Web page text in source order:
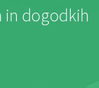
in dogodkih